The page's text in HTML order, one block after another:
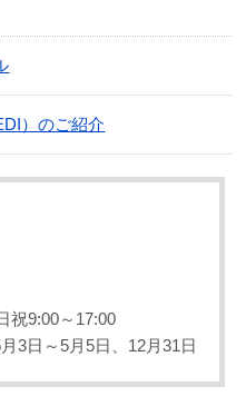
）のご紹介
祝9:00～17:00
3日～5月5日、12月31日